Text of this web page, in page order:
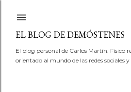
EL BLOG DE DEMÓSTENES
El blog personal de Carlos Martín. Físico
orientado al mundo de las redes sociales y